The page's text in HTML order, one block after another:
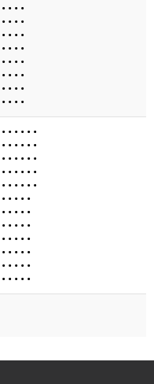
• • • •
• • • •
• • • •
• • • •
• • • •
• • • •
• • • •
• • • •
• • • • • •
• • • • • •
• • • • • •
• • • • • •
• • • • • •
• • • • •
• • • • •
• • • • •
• • • • •
• • • • •
• • • • •
• • • • •